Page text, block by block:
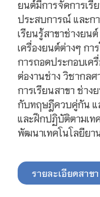
ยนต์มีการจัดการเรี
ประสบการณ์ และก
เรียนรู้สาขาช่างยน
เครื่องยนต์ต่างๆ กา
การถอดประกอบเค
ต่องานช่าง วิชากลศ
การเรียนสาขา ช่า
กับทฤษฎีควบคู่กัน แ
และฝึกปฏิบัติตามเท
พัฒนาเทคโนโลยียา
รายละเอียดสาขา